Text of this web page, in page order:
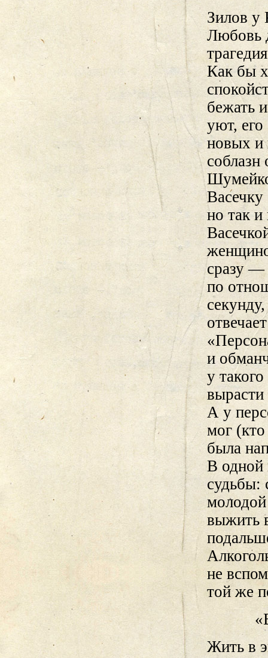
Зилов у
Любовь
Как бы
бежать
уют, его
новых и
соблазн
но так
сразу —
по
и
у
А у
мог
была
В одной
судьбы:
выжить
не
той же
Жить в